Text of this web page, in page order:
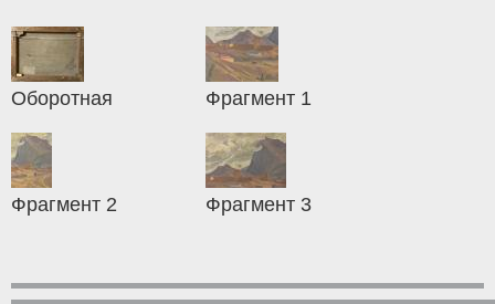
Оборотная Фрагмент 1
Фрагмент 2 Фрагмент 3